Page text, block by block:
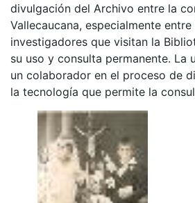
divulgación del Archivo entre la
Vallecaucana, especialmente
investigadores que visitan la
su uso y consulta permanente. La
un colaborador en el proceso de
la tecnología que permite la